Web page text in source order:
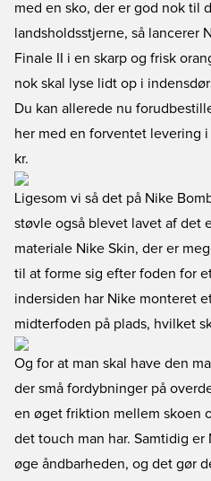
med en sko, der er god nok til
landsholdsstjerne, så lancerer
Finale II i en skarp og frisk
nok skal lyse lidt op i
Du kan allerede nu
her med en forventet levering
kr.
Ligesom vi så det på Nike
støvle også blevet lavet af det
materiale Nike Skin, der er
til at forme sig efter foden for
indersiden har Nike monteret
midterfoden på plads, hvilket
Og for at man skal have den
der små fordybninger på
en øget friktion mellem skoen
det touch man har. Samtidig
øge åndbarheden, og det gør